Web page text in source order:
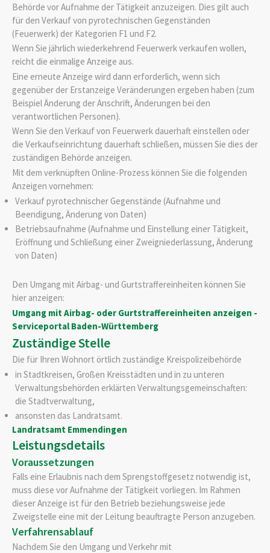
Behörde vor Aufnahme der Tätigkeit anzuzeigen. Dies gilt auch
für den Verkauf von pyrotechnischen Gegenständen
(Feuerwerk) der Kategorien F1 und F2.
Wenn Sie jährlich wiederkehrend Feuerwerk verkaufen wollen,
reicht die einmalige Anzeige aus.
Eine erneute Anzeige wird dann erforderlich, wenn sich
gegenüber der Erstanzeige Veränderungen ergeben haben (zum
Beispiel Änderung der Anschrift, Änderungen bei den
verantwortlichen Personen).
Wenn Sie den Verkauf von Feuerwerk dauerhaft einstellen oder
die Verkaufseinrichtung dauerhaft schließen, müssen Sie dies der
zuständigen Behörde anzeigen.
Mit dem verknüpften Online-Prozess können Sie die folgenden
Anzeigen vornehmen:
Verkauf pyrotechnischer Gegenstände (Aufnahme und
Beendigung, Änderung von Daten)
Betriebsaufnahme (Aufnahme und Einstellung einer Tätigkeit,
Eröffnung und Schließung einer Zweigniederlassung, Änderung
von Daten)
Den Umgang mit Airbag- und Gurtstraffereinheiten können Sie
hier anzeigen:
Umgang mit Airbag- oder Gurtstraffereinheiten anzeigen -
Serviceportal Baden-Württemberg
Zuständige Stelle
Die für Ihren Wohnort örtlich zuständige Kreispolizeibehörde
in Stadtkreisen, Großen Kreisstädten und in zu unteren
Verwaltungsbehörden erklärten Verwaltungsgemeinschaften:
die Stadtverwaltung,
ansonsten das Landratsamt.
Landratsamt Emmendingen
Leistungsdetails
Voraussetzungen
Falls eine Erlaubnis nach dem Sprengstoffgesetz notwendig ist,
muss diese vor Aufnahme der Tätigkeit vorliegen. Im Rahmen
dieser Anzeige ist für den Betrieb beziehungsweise jede
Zweigstelle eine mit der Leitung beauftragte Person anzugeben.
Verfahrensablauf
Nachdem Sie den Umgang und Verkehr mit